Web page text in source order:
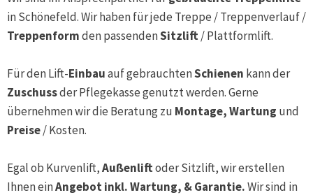
inSchönefeld. Wir haben für jede Treppe / Treppenverlauf /
Treppenformden passendenSitzlift/ Plattformlift.
Für den Lift-Einbauauf gebrauchtenSchienen kann der
Zuschussder Pflegekasse genutzt werden. Gerne
übernehmen wir die Beratung zu Montage, Wartung und
Preise/ Kosten.
Egal ob Kurvenlift,Außenliftoder Sitzlift, wir erstellen
Ihnen einAngebot inkl. Wartung, & Garantie.Wir sind in